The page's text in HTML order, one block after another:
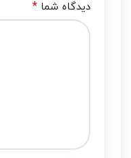
دیدگاه شما *